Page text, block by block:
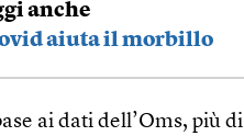
anche
aiuta il morbillo
ai dati dell’Oms, più